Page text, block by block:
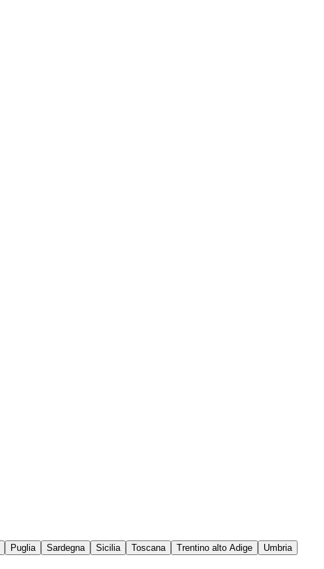
Puglia Sardegna Sicilia Toscana Trentino alto Adige
Umbria